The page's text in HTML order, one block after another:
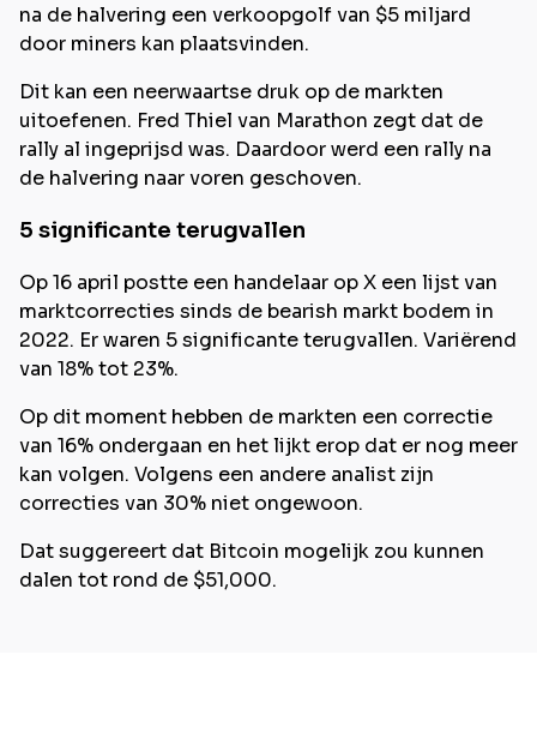
na de halvering een verkoopgolf van $5 miljard
door miners kan plaatsvinden.
Dit kan een neerwaartse druk op de markten
uitoefenen. Fred Thiel van Marathon zegt dat de
rally al ingeprijsd was. Daardoor werd een rally na
de halvering naar voren geschoven.
5 significante terugvallen
Op 16 april postte een handelaar op X een lijst van
marktcorrecties sinds de bearish markt bodem in
2022. Er waren 5 significante terugvallen. Variërend
van 18% tot 23%.
Op dit moment hebben de markten een correctie
van 16% ondergaan en het lijkt erop dat er nog meer
kan volgen. Volgens een andere analist zijn
correcties van 30% niet ongewoon.
Dat suggereert dat Bitcoin mogelijk zou kunnen
dalen tot rond de $51,000.